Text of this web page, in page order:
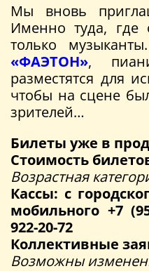
Мы вновь
Именно туда, где
только музыканты.
«ФАЭТОН»,
разместятся для
чтобы на сцене
зрителей…
Билеты уже в
Стоимость
Возрастная
Кассы: с
мобильного +7
922-20-72
Коллективные
Возможны